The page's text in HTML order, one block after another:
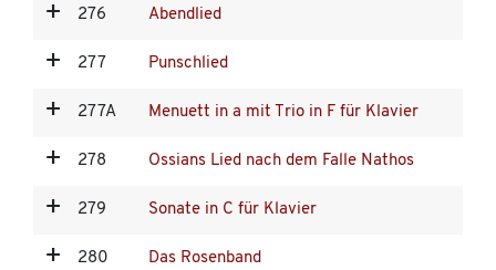
276 Abendlied
277 Punschlied
277A Menuett in a mit Trio in F für Klavier
278 Ossians Lied nach dem Falle Nathos
279 Sonate in C für Klavier
280 Das Rosenband